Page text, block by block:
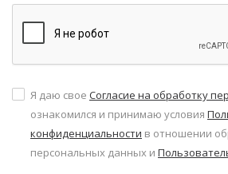
Я даю свое Согласие на обработку
ознакомился и принимаю условия
конфиденциальности в отношении
персональных данных и